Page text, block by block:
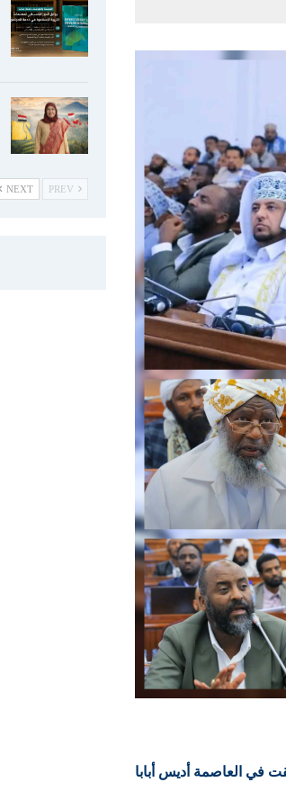
في العاصمة أديس أبابا
NEXT